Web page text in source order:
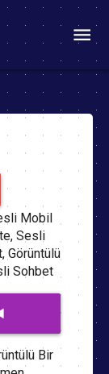
Mobil
Sesli
Görüntülü
Sohbet
Bir